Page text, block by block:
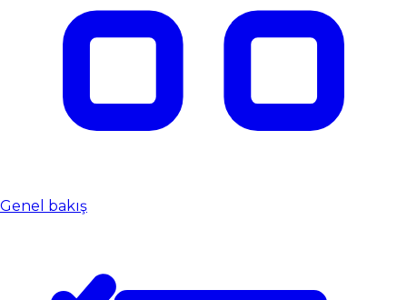
Genel bakış